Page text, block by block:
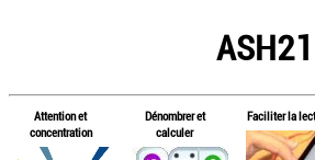
Attention et
concentration
Dénombrer et
calculer
Faciliter la